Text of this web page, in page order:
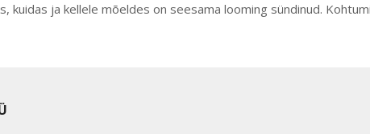
kuidas ja kellele mõeldes on seesama looming sündinud.